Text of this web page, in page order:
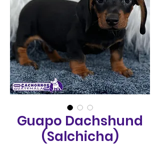
Guapo Dachshund
(Salchicha)